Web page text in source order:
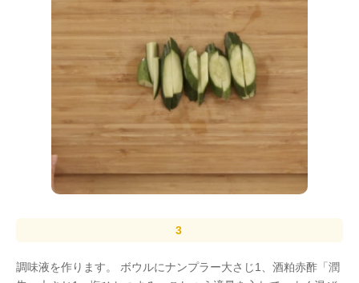
調味液を作ります。 ボウルにナンプラー大さじ1、酒粕赤酢「潤